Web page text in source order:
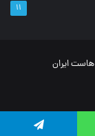
۱۱
هاست ایران